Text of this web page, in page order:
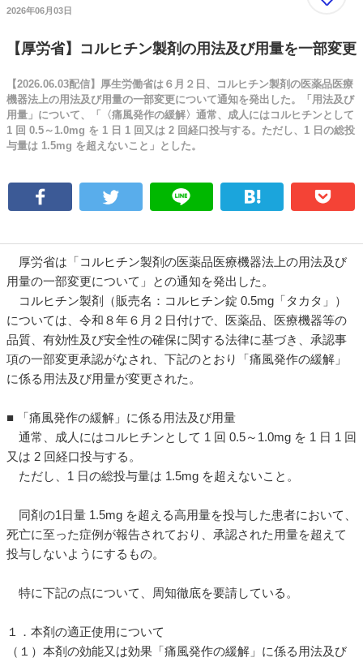
2026年06月03日
【厚労省】コルヒチン製剤の用法及び用量を一部変更
【2026.06.03配信】厚生労働省は６月２日、コルヒチン製剤の医薬品医療
機器法上の用法及び用量の一部変更について通知を発出した。「用法及び
用量」について、「〈痛風発作の緩解〉通常、成人にはコルヒチンとして
1 回 0.5～1.0mg を 1 日 1 回又は 2 回経口投与する。ただし、1 日の総投
与量は 1.5mg を超えないこと」とした。
厚労省は「コルヒチン製剤の医薬品医療機器法上の用法及び
用量の一部変更について」との通知を発出した。
コルヒチン製剤（販売名：コルヒチン錠 0.5mg「タカタ」）
については、令和８年６月２日付けで、医薬品、医療機器等の
品質、有効性及び安全性の確保に関する法律に基づき、承認事
項の一部変更承認がなされ、下記のとおり「痛風発作の緩解」
に係る用法及び用量が変更された。
■ 「痛風発作の緩解」に係る用法及び用量
通常、成人にはコルヒチンとして 1 回 0.5～1.0mg を 1 日 1 回
又は 2 回経口投与する。
ただし、1 日の総投与量は 1.5mg を超えないこと。
同剤の1日量 1.5mg を超える高用量を投与した患者において、
死亡に至った症例が報告されており、承認された用量を超えて
投与しないようにするもの。
特に下記の点について、周知徹底を要請している。
１．本剤の適正使用について
（１）本剤の効能又は効果「痛風発作の緩解」に係る用法及び